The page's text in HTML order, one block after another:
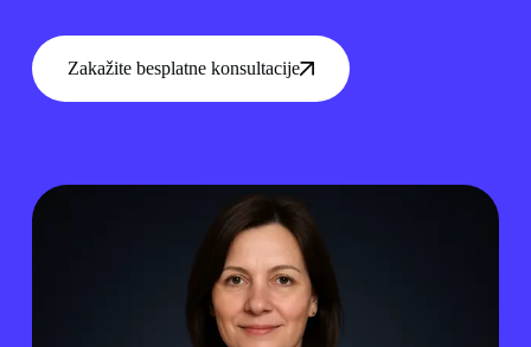
Zakažite besplatne konsultacije